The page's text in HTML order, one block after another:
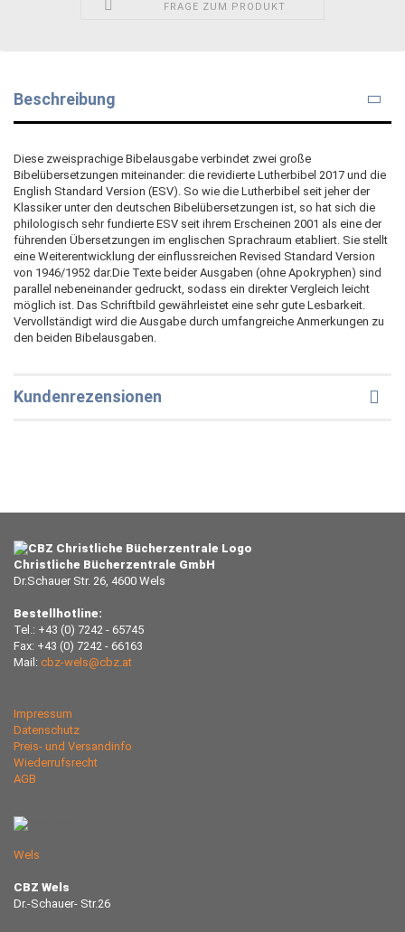
FRAGE ZUM PRODUKT
Beschreibung
Diese zweisprachige Bibelausgabe verbindet zwei große
Bibelübersetzungen miteinander: die revidierte Lutherbibel 2017 und die
English Standard Version (ESV). So wie die Lutherbibel seit jeher der
Klassiker unter den deutschen Bibelübersetzungen ist, so hat sich die
philologisch sehr fundierte ESV seit ihrem Erscheinen 2001 als eine der
führenden Übersetzungen im englischen Sprachraum etabliert. Sie stellt
eine Weiterentwicklung der einflussreichen Revised Standard Version
von 1946/1952 dar.Die Texte beider Ausgaben (ohne Apokryphen) sind
parallel nebeneinander gedruckt, sodass ein direkter Vergleich leicht
möglich ist. Das Schriftbild gewährleistet eine sehr gute Lesbarkeit.
Vervollständigt wird die Ausgabe durch umfangreiche Anmerkungen zu
den beiden Bibelausgaben.
Kundenrezensionen
Christliche Bücherzentrale GmbH
Dr.Schauer Str. 26, 4600 Wels
Bestellhotline:
Tel.: +43 (0) 7242 - 65745
Fax: +43 (0) 7242 - 66163
Mail: cbz-wels@cbz.at
Impressum
Datenschutz
Preis- und Versandinfo
Wiederrufsrecht
AGB
Wels
CBZ Wels
Dr.-Schauer- Str.26